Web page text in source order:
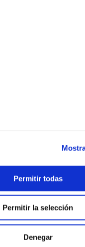
Permitir todas
Permitir la selección
Denegar